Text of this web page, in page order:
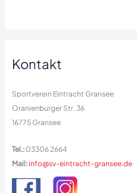
Kontakt
Sportverein Eintracht Gransee
Oranienburger Str. 36
16775 Gransee
Tel.: 03306 2664
Mail: info@sv-eintracht-gransee.de